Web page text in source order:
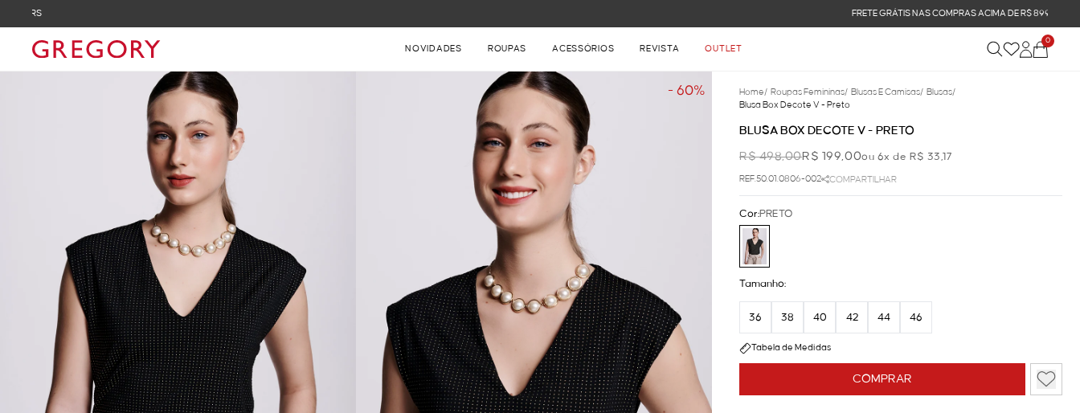
NOVIDADES ROUPAS ACESSÓRIOS REVISTA OUTLET
0
- 60% Home/ Roupas Femininas/ Blusas E Camisas/ Blusas/
Blusa Box Decote V - Preto
BLUSA BOX DECOTE V - PRETO
R$ 498,00R$ 199,00ou 6x de R$ 33,17
REF.50.01.0806-002 COMPARTILHAR
COMPRAR
Cor:PRETO
Tamanho:
36 38 40 42 44 46
Tabela de Medidas